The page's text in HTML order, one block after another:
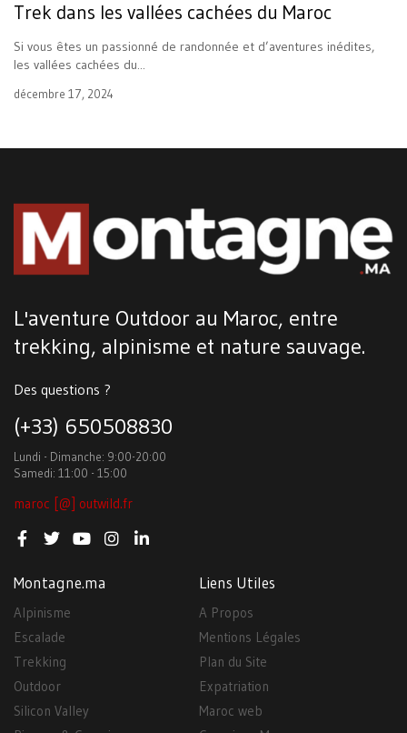
Trek dans les vallées cachées du Maroc
Si vous êtes un passionné de randonnée et d’aventures inédites,
les vallées cachées du...
décembre 17, 2024
L'aventure Outdoor au Maroc, entre
trekking, alpinisme et nature sauvage.
Des questions ?
(+33) 650508830
Lundi - Dimanche: 9:00-20:00
Samedi: 11:00 - 15:00
maroc [@] outwild.fr
Montagne.ma
Alpinisme
Escalade
Trekking
Outdoor
Silicon Valley
Liens Utiles
A Propos
Mentions Légales
Plan du Site
Expatriation
Maroc web